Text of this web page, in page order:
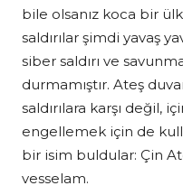
bile olsanız koca bir
saldırılar şimdi yavaş
siber saldırı ve
durmamıştır. Ateş
saldırılara karşı değil,
engellemek için de
bir isim buldular: Çin
vesselam.